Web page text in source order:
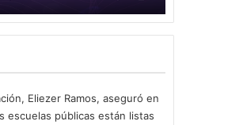
y
Eliezer Ramos, aseguró en
escuelas públicas están listas